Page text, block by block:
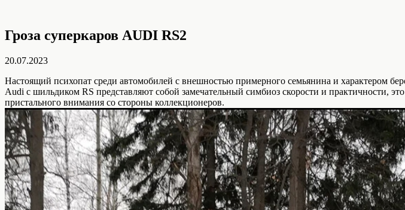
Гроза суперкаров AUDI RS2
20.07.2023
Настоящий психопат среди автомобилей с внешностью примерного семьянина и характером
Audi с шильдиком RS представляют собой замечательный симбиоз скорости и практичности,
пристального внимания со стороны коллекционеров.